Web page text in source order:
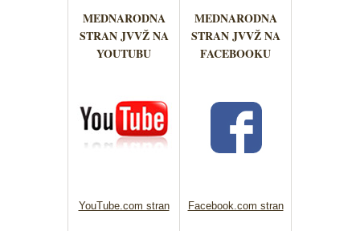
MEDNARODNA
STRAN JVVŽ NA
YOUTUBU
YouTube.com stran
MEDNARODNA
STRAN JVVŽ NA
FACEBOOKU
Facebook.com stran